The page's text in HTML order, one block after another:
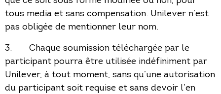
tous media et sans compensation. Unilever n’est
pas obligée de mentionner leur nom.
3. Chaque soumission téléchargée par le
participant pourra être utilisée indéfiniment par
Unilever, à tout moment, sans qu’une autorisation
du participant soit requise et sans devoir l’en